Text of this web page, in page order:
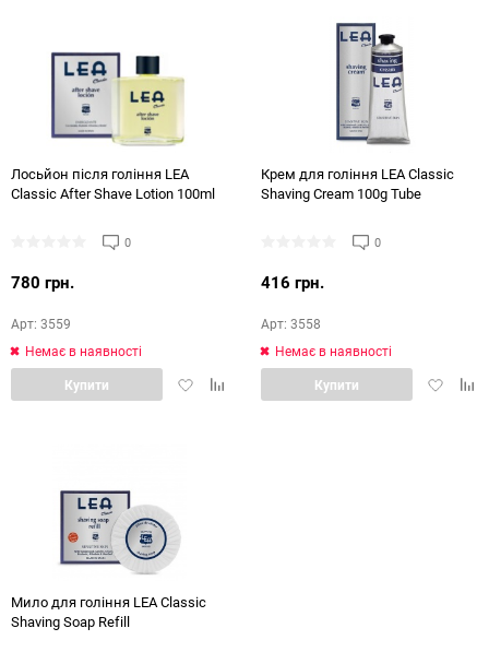
Лосьйон після гоління LEA
Classic After Shave Lotion 100ml
0
780 грн.
Арт: 3559
Немає в наявності
ДодатиДодати
Купити
Крем для гоління LEA Classic
Shaving Cream 100g Tube
0
416 грн.
Арт: 3558
Немає в наявності
Додати
Купити
Мило для гоління LEA Classic
Shaving Soap Refill